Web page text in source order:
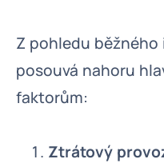
Z pohledu
posouvá nahoru
faktorům:
Ztrátový